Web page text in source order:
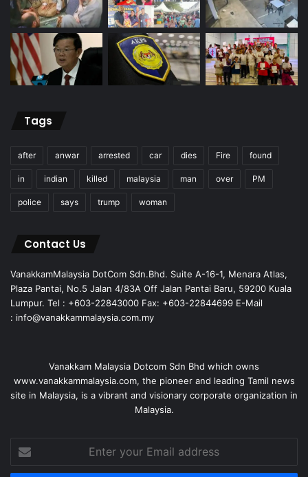
Tags
after anwar arrested car dies Fire found
in indian killed malaysia man over PM
police says trump woman
Contact Us
VanakkamMalaysia DotCom Sdn.Bhd. Suite A-16-1, Menara Atlas,
Plaza Pantai, No.5 Jalan 4/83A Off Jalan Pantai Baru, 59200 Kuala
Lumpur. Tel : +603-22843000 Fax: +603-22844699 E-Mail
: info@vanakkammalaysia.com.my
Vanakkam Malaysia Dotcom Sdn Bhd which owns
www.vanakkammalaysia.com, the pioneer and leading Tamil news
site in Malaysia, is a vibrant and visionary corporate organization in
Malaysia.
your
Email